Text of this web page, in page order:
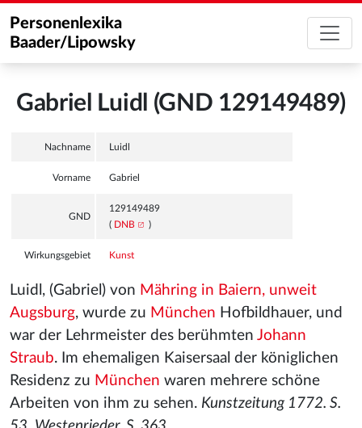
Personenlexika
Baader/Lipowsky
Gabriel Luidl (GND 129149489)
Nachname Luidl
Vorname Gabriel
GND
129149489
( DNB )
Wirkungsgebiet Kunst
Luidl, (Gabriel) von Mähring in Baiern, unweit
Augsburg, wurde zu München Hofbildhauer, und
war der Lehrmeister des berühmten Johann
Straub. Im ehemaligen Kaisersaal der königlichen
Residenz zu München waren mehrere schöne
Arbeiten von ihm zu sehen. Kunstzeitung 1772. S.